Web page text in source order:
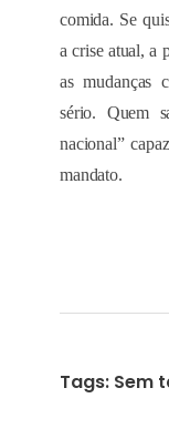
comida. Se
a crise atual, a
as mudanças
sério. Quem
nacional”
mandato.
Tags: Sem